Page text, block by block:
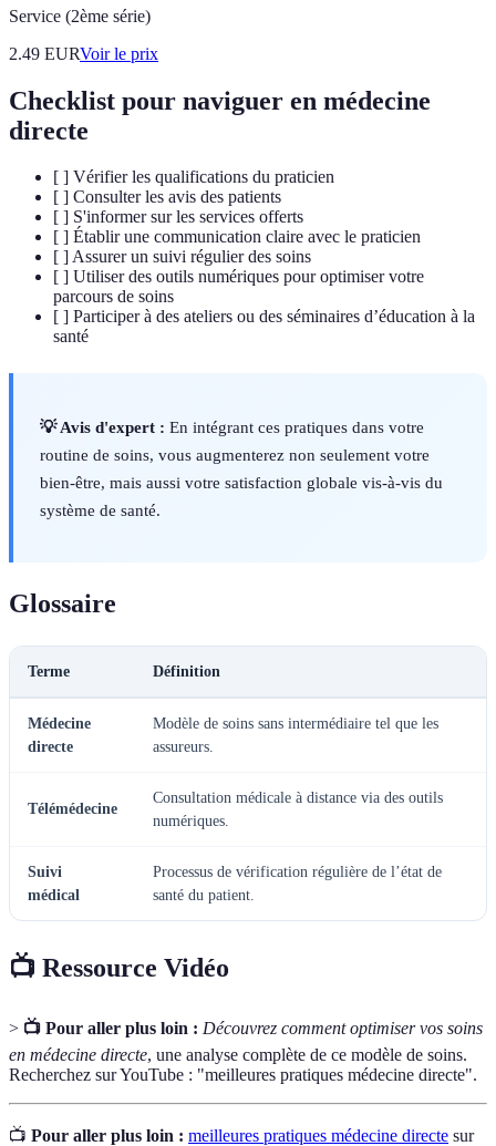
Service (2ème série)
2.49 EURVoir le prix
Checklist pour naviguer en médecine
directe
[ ] Vérifier les qualifications du praticien
[ ] Consulter les avis des patients
[ ] S'informer sur les services offerts
[ ] Établir une communication claire avec le praticien
[ ] Assurer un suivi régulier des soins
[ ] Utiliser des outils numériques pour optimiser votre
parcours de soins
[ ] Participer à des ateliers ou des séminaires d’éducation à la
santé
💡 Avis d'expert : En intégrant ces pratiques dans votre
routine de soins, vous augmenterez non seulement votre
bien-être, mais aussi votre satisfaction globale vis-à-vis du
système de santé.
Glossaire
Terme Définition
Médecine
directe
Modèle de soins sans intermédiaire tel que les
assureurs.
Télémédecine
Consultation médicale à distance via des outils
numériques.
Suivi
médical
Processus de vérification régulière de l’état de
santé du patient.
📺 Ressource Vidéo
> 📺 Pour aller plus loin : Découvrez comment optimiser vos soins
en médecine directe, une analyse complète de ce modèle de soins.
Recherchez sur YouTube : "meilleures pratiques médecine directe".
📺 Pour aller plus loin : meilleures pratiques médecine directe sur